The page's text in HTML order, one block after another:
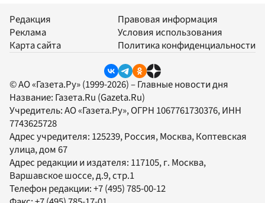
Редакция
Реклама
Карта сайта
Правовая информация
Условия использования
Политика конфиденциальности
© АО «Газета.Ру» (1999-2026) – Главные новости дня
Название: Газета.Ru (Gazeta.Ru)
Учредитель:АО «Газета.Ру», ОГРН 1067761730376, ИНН
7743625728
Адрес учредителя: 125239, Россия, Москва, Коптевская
улица, дом 67
Адрес редакции и издателя: 117105, г. Москва,
Варшавское шоссе, д.9, стр.1
Телефон редакции:+7 (495) 785-00-12